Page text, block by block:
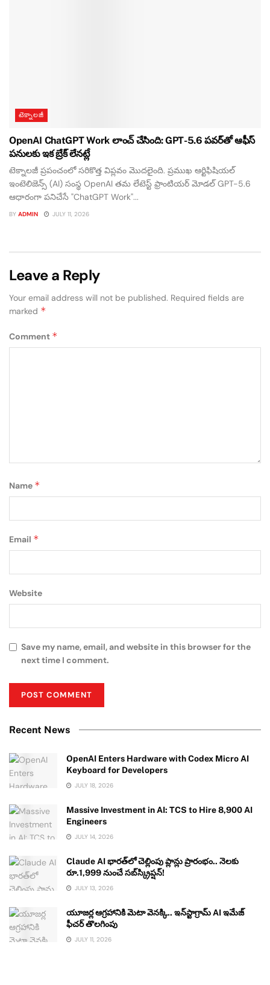
టెక్నాలజీ
OpenAI ChatGPT Work లాంచ్ చేసింది: GPT-5.6 పవర్‌తో ఆఫీస్
పనులకు ఇక బ్రేక్ లేనట్లే
టెక్నాలజీ ప్రపంచంలో సరికొత్త విప్లవం మొదలైంది. ప్రముఖ ఆర్టిఫిషియల్
ఇంటెలిజెన్స్ (AI) సంస్థ OpenAI తమ లేటెస్ట్ ఫ్రాంటియర్ మోడల్ GPT-5.6
ఆధారంగా పనిచేసే "ChatGPT Work"...
BY ADMIN JULY 11, 2026
Leave a Reply
Your email address will not be published. Required fields are
marked *
Comment *
Name *
Email *
Website
Save my name, email, and website in this browser for the
next time I comment.
Recent News
OpenAI Enters Hardware with Codex Micro AI
Keyboard for Developers
JULY 18, 2026
Massive Investment in AI: TCS to Hire 8,900 AI
Engineers
JULY 14, 2026
Claude AI భారత్‌లో చెల్లింపు ప్లాన్లు ప్రారంభం.. నెలకు
రూ.1,999 నుంచే సబ్‌స్క్రిప్షన్!
JULY 13, 2026
యూజర్ల ఆగ్రహానికి మెటా వెనక్కి.. ఇన్‌స్టాగ్రామ్ AI ఇమేజ్
ఫీచర్ తొలగింపు
JULY 11, 2026